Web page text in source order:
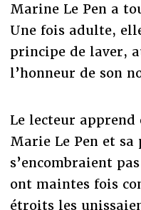
Marine Le Pen a
Une fois adulte,
principe de laver,
l’honneur de son
Le lecteur apprend
Marie Le Pen et sa
s’encombraient
ont maintes fois
étroits les